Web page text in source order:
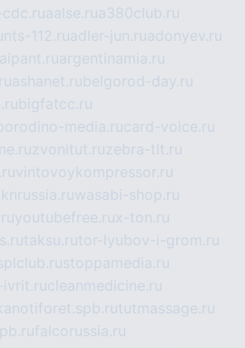
aalse.rua380club.ru
112.ruadler-jun.ruadonyev.ru
argentinamia.ru
ashanet.rubelgorod-day.ru
bigfatcc.ru
media.rucard-voice.ru
zvonitut.ruzebra-tlt.ru
vintovoykompressor.ru
wasabi-shop.ru
youtubefree.rux-ton.ru
taksu.rutor-lyubov-i-grom.ru
stoppamedia.ru
ivrit.rucleanmedicine.ru
tutmassage.ru
falcorussia.ru